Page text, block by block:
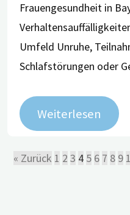
Frauengesundheit in
Umfeld Unruhe,
Schlafstörungen oder
Weiterlesen
« Zurück 1 2 3 4 5 6 7 8 9